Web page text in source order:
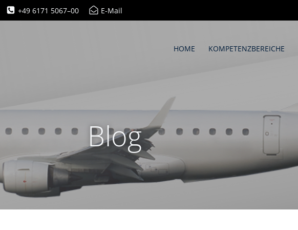
+49 6171 5067–00 E-Mail
HOME KOMPETENZBEREICHE
Blog